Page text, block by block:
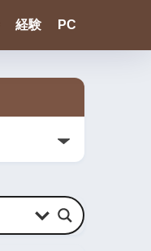
経験 PC